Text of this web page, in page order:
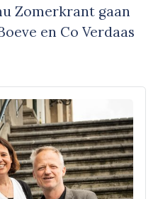
Zomerkrant gaan
en Co Verdaas